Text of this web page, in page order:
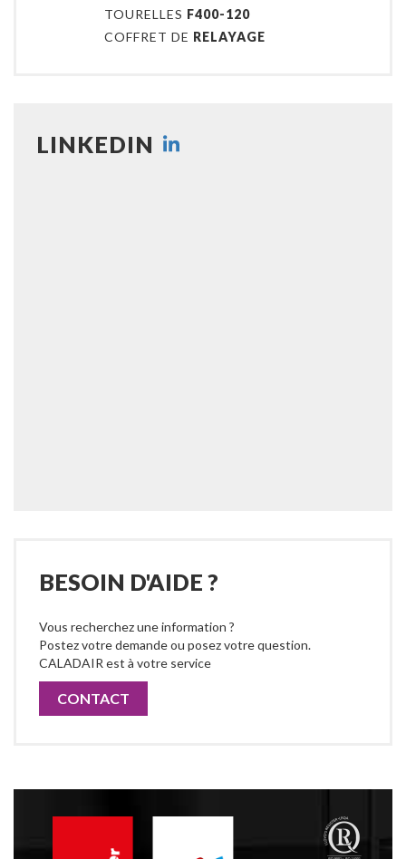
TOURELLES F400-120
COFFRET DE RELAYAGE
LINKEDIN
BESOIN D'AIDE ?
Vous recherchez une information ?
Postez votre demande ou posez votre question.
CALADAIR est à votre service
CONTACT